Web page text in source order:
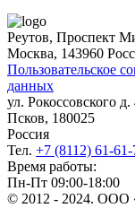
Реутов, Проспект
Москва, 143960
Пользовательское
данных
ул. Рокоссовского д.
Псков, 180025
Россия
Тел. +7 (8112) 61-61-
Время работы:
Пн-Пт 09:00-18:00
© 2012 - 2024. ООО